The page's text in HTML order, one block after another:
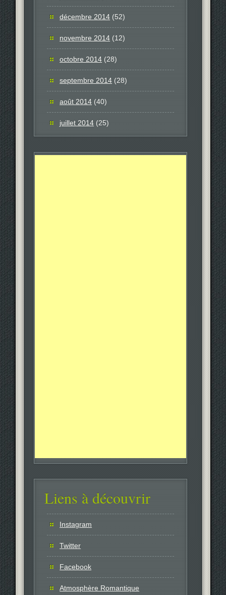
décembre 2014 (52)
novembre 2014 (12)
octobre 2014 (28)
septembre 2014 (28)
août 2014 (40)
juillet 2014 (25)
Liens à découvrir
Instagram
Twitter
Facebook
Atmosphère Romantique